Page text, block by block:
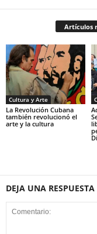
Artículos
Cultura y Arte
La Revolución Cubana
también revolucionó el
arte y la cultura
DEJA UNA RESPUESTA